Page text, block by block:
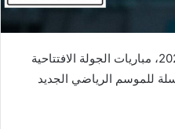
تنطلق اليوم السبت 21 سبتمبر 2024، مباريات الجولة الافتتاحية
للموسم الرياضي الجديد